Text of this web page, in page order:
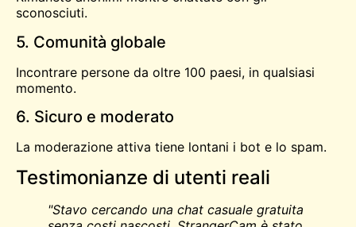
sconosciuti.
5. Comunità globale
Incontrare persone da oltre 100 paesi, in qualsiasi
momento.
6. Sicuro e moderato
La moderazione attiva tiene lontani i bot e lo spam.
Testimonianze di utenti reali
"Stavo cercando una chat casuale gratuita